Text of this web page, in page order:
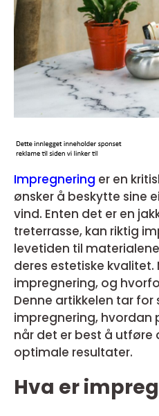
Impregnering er en
ønsker å beskytte sine
vind. Enten det er en
treterrasse, kan riktig
levetiden til
deres estetiske kvalitet.
impregnering, og
Denne artikkelen tar
impregnering, hvordan
når det er best å utføre
optimale resultater.
Hva er